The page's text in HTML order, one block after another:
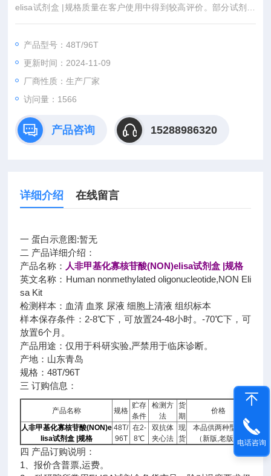
elisa试剂盒 |规格质量在客户使用中得到较高评价。部分试剂盒
使用进口原装R&D抗体包被，具有特异性强，灵敏度高，重复性
产品型号：48T/96T
更新时间：2024-11-09
厂商性质：生产厂家
访问量：1566
产品咨询 15288986320
详细介绍 在线留言
一 蛋白示意图:暂无
二 产品详细介绍：
产品名称： 人非甲基化寡核苷酸(NON)elisa试剂盒 |规格
英文名称：Human nonmethylated oligonucleotide,NON Eli
sa Kit
检测样本：血清 血浆 尿液 细胞上清液 组织标本
样本保存条件：2-8℃下，可放置24-48小时。-70℃下，可
放置6个月。
产品用途：仅用于科研实验,严禁用于临床诊断。
产地：山东青岛
规格：48T/96T
三 订购信息：
产品名称 规格
贮存
条件
检测方
法
货
期
价格
人非甲基化寡核苷酸(NON)e
lisa试剂盒 |规格
48T/
96T
在2-
8℃
双抗体
夹心法
现
货
本品供两种型号
（新版,老版）
四 产品订购说明：
1、报价含普票,运费。
电话咨询